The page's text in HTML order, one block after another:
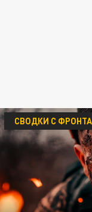
СВОДКИ С ФРОНТА